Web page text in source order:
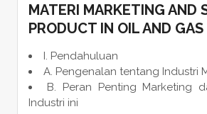
MATERI MARKETING AND
PRODUCT IN OIL AND
I. Pendahuluan
A. Pengenalan tentang Industri
B. Peran Penting Marketing
Industri ini